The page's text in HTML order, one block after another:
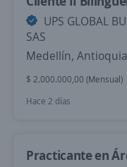
UPS GLOBAL
SAS
Medellín, Antioquia
$ 2.000.000,00 (Mensual)
Hace 2 días
Practicante en